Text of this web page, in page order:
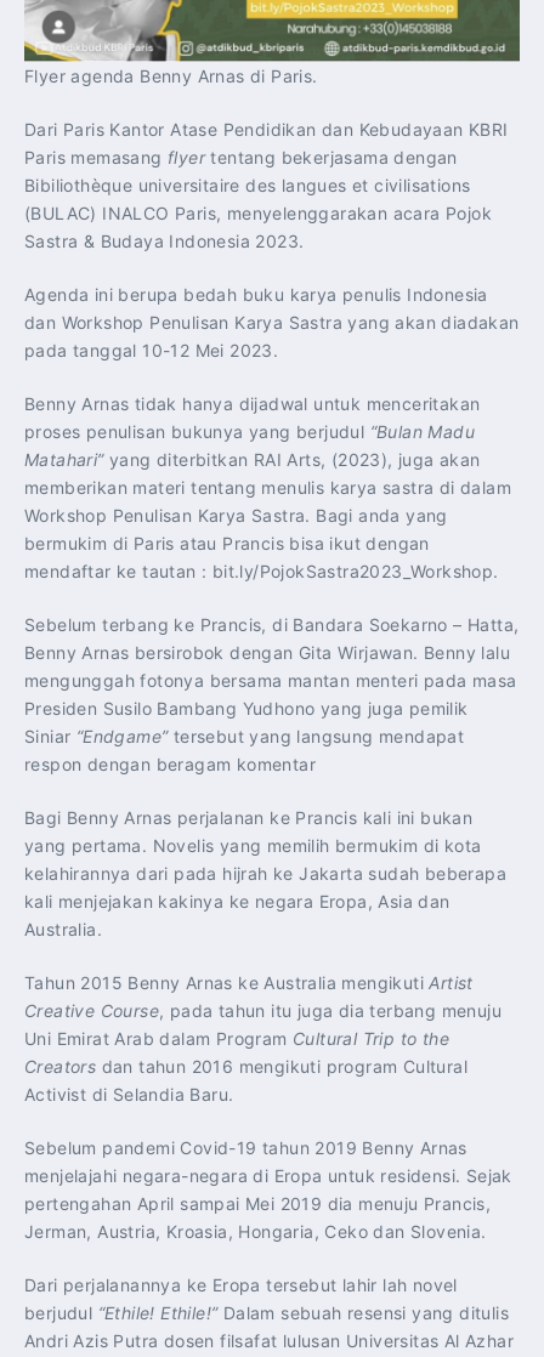
Flyer agenda Benny Arnas di Paris.
Dari Paris Kantor Atase Pendidikan dan Kebudayaan KBRI
Paris memasang flyertentang bekerjasama dengan
Bibiliothèque universitaire des langues et civilisations
(BULAC) INALCO Paris, menyelenggarakan acara Pojok
Sastra & Budaya Indonesia 2023.
Agenda ini berupa bedah buku karya penulis Indonesia
dan Workshop Penulisan Karya Sastra yang akan diadakan
pada tanggal 10-12 Mei 2023.
Benny Arnas tidak hanya dijadwal untuk menceritakan
proses penulisan bukunya yang berjudul “Bulan Madu
Matahari”yang diterbitkan RAI Arts, (2023), juga akan
memberikan materi tentang menulis karya sastra di dalam
Workshop Penulisan Karya Sastra. Bagi anda yang
bermukim di Paris atau Prancis bisa ikut dengan
mendaftar ke tautan : bit.ly/PojokSastra2023_Workshop.
Sebelum terbang ke Prancis, di Bandara Soekarno – Hatta,
Benny Arnas bersirobok dengan Gita Wirjawan. Benny lalu
mengunggah fotonya bersama mantan menteri pada masa
Presiden Susilo Bambang Yudhono yang juga pemilik
Siniar “Endgame”tersebut yang langsung mendapat
respon dengan beragam komentar
Bagi Benny Arnas perjalanan ke Prancis kali ini bukan
yang pertama. Novelis yang memilih bermukim di kota
kelahirannya dari pada hijrah ke Jakarta sudah beberapa
kali menjejakan kakinya ke negara Eropa, Asia dan
Australia.
Tahun 2015 Benny Arnas ke Australia mengikutiArtist
Creative Course, pada tahun itu juga dia terbang menuju
Uni Emirat Arab dalam Program Cultural Trip to the
Creators dan tahun 2016 mengikuti program Cultural
Activist di Selandia Baru.
Sebelum pandemi Covid-19 tahun 2019 Benny Arnas
menjelajahi negara-negara di Eropa untuk residensi. Sejak
pertengahan April sampai Mei 2019 dia menuju Prancis,
Jerman, Austria, Kroasia, Hongaria, Ceko dan Slovenia.
Dari perjalanannya ke Eropa tersebut lahir lah novel
berjudul “Ethile! Ethile!” Dalam sebuah resensi yang ditulis
Andri Azis Putra dosen filsafat lulusan Universitas Al Azhar